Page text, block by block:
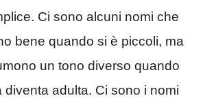
Ci sono alcuni nomi che
bene quando si è piccoli, ma
un tono diverso quando
diventa adulta. Ci sono i nomi